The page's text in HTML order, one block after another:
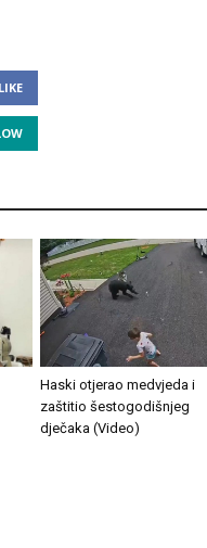
LIKE
Haski otjerao medvjeda i
zaštitio šestogodišnjeg
dječaka (Video)